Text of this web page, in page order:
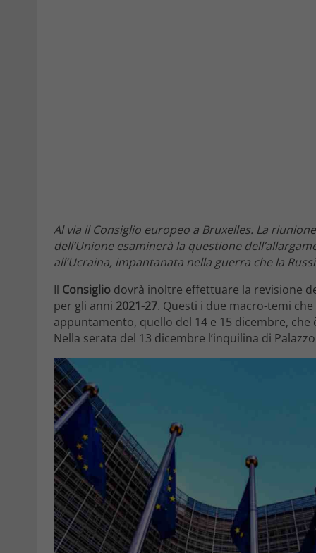
Al via il Consiglio europeo a Bruxelles. La
dell’Unione esaminerà la questione
all’Ucraina, impantanata nella guerra che la
Il Consiglio dovrà inoltre effettuare la revisione
per gli anni 2021-27. Questi i due macro-temi
appuntamento, quello del 14 e 15 dicembre,
Nella serata del 13 dicembre l’inquilina di